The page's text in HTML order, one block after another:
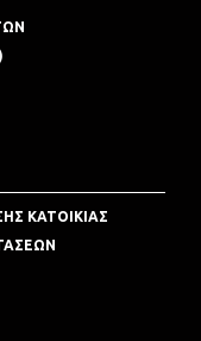
ΚΑΤΟΙΚΙΑΣ